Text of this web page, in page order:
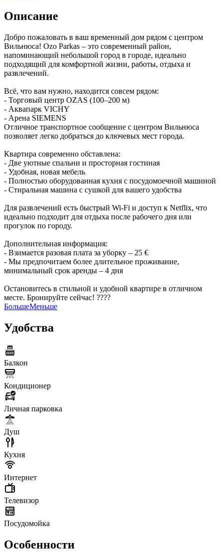
Описание
Добро пожаловать в ваш временный дом рядом с центром
Вильнюса! Ozo Parkas – это современный район,
напоминающий небольшой город в городе, идеально
подходящий для комфортной жизни, работы, отдыха и
развлечений.
Всё, что вам нужно, находится совсем рядом:
- Торговый центр OZAS (100–200 м)
- Аквапарк VICHY
- Арена SIEMENS
Отличное транспортное сообщение с центром Вильнюса
позволяет легко добраться до ключевых мест города.
Квартира современно обставлена:
- Две уютные спальни и просторная гостиная
- Удобная, новая мебель
- Полностью оборудованная кухня с посудомоечной машиной
- Стиральная машина с сушкой для вашего удобства
Для развлечений есть быстрый Wi-Fi и доступ к Netflix, что
идеально подходит для отдыха после рабочего дня или
прогулок по городу.
Дополнительная информация:
- Взимается разовая плата за уборку – 25 €
- Мы предпочитаем более длительное проживание,
минимальный срок аренды – 4 дня
Остановитесь в стильной и удобной квартире в отличном
месте. Бронируйте сейчас! ????
БольшеМеньше
Удобства
Балкон
Кондиционер
Личная парковка
Душ
Кухня
Интернет
Телевизор
Посудомойка
Особенности